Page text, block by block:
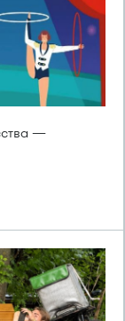
—